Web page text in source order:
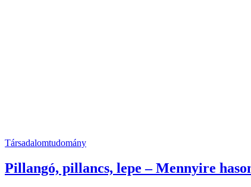
Társadalomtudomány
Pillangó, pillancs, lepe – Mennyire